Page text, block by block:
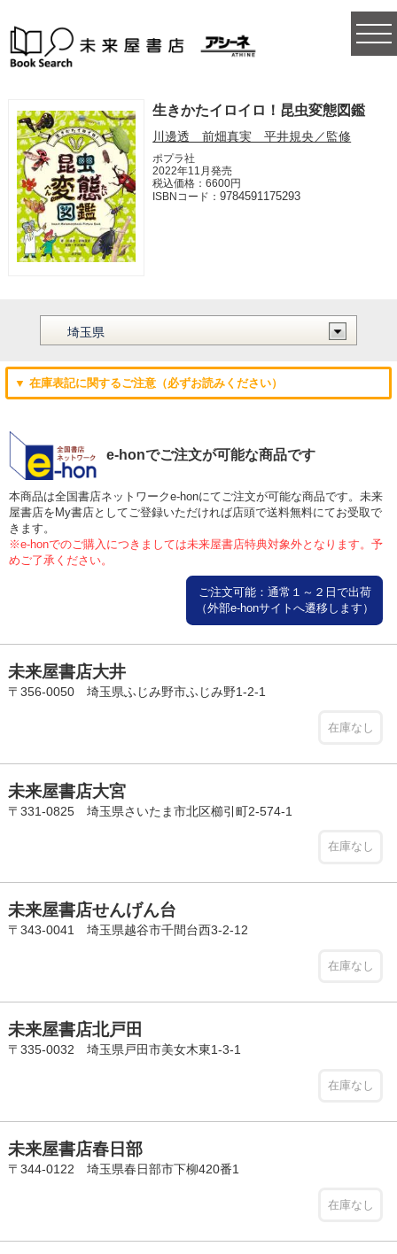
生きかたイロイロ！昆虫変態図鑑
川邊透 前畑真実 平井規央／監修
ポプラ社
2022年11月発売
税込価格：6600円
ISBNコード：9784591175293
▼ 在庫表記に関するご注意（必ずお読みください）
e-honでご注文が可能な商品です
本商品は全国書店ネットワークe-honにてご注文が可能な商品です。未来
屋書店をMy書店としてご登録いただければ店頭で送料無料にてお受取で
きます。
※e-honでのご購入につきましては未来屋書店特典対象外となります。予
めご了承ください。
ご注文可能：通常１～２日で出荷
（外部e-honサイトへ遷移します）
未来屋書店大井
〒356-0050 埼玉県ふじみ野市ふじみ野1-2-1
在庫なし
未来屋書店大宮
〒331-0825 埼玉県さいたま市北区櫛引町2-574-1
在庫なし
未来屋書店せんげん台
〒343-0041 埼玉県越谷市千間台西3-2-12
在庫なし
未来屋書店北戸田
〒335-0032 埼玉県戸田市美女木東1-3-1
在庫なし
未来屋書店春日部
〒344-0122 埼玉県春日部市下柳420番1
在庫なし